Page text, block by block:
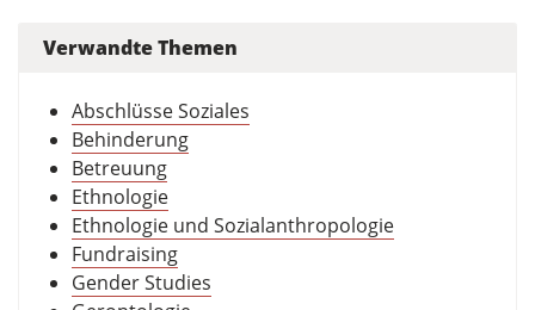
Verwandte Themen
Abschlüsse Soziales
Behinderung
Betreuung
Ethnologie
Ethnologie und Sozialanthropologie
Fundraising
Gender Studies